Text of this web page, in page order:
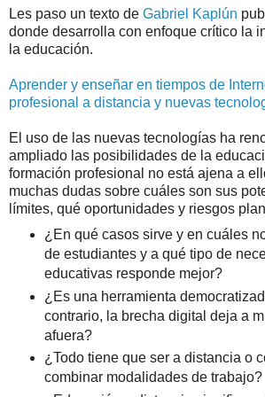
Les paso un texto de Gabriel Kaplún
donde desarrolla con enfoque crítico la
la educación.
Aprender y enseñar en tiempos de
profesional a distancia y nuevas
El uso de las nuevas tecnologías ha
ampliado las posibilidades de la
formación profesional no está ajena a
muchas dudas sobre cuáles son sus
límites, qué oportunidades y riesgos
¿En qué casos sirve y en cuáles
de estudiantes y a qué tipo de
educativas responde mejor?
¿Es una herramienta
contrario, la brecha digital deja a
afuera?
¿Todo tiene que ser a distancia o
combinar modalidades de trabajo?